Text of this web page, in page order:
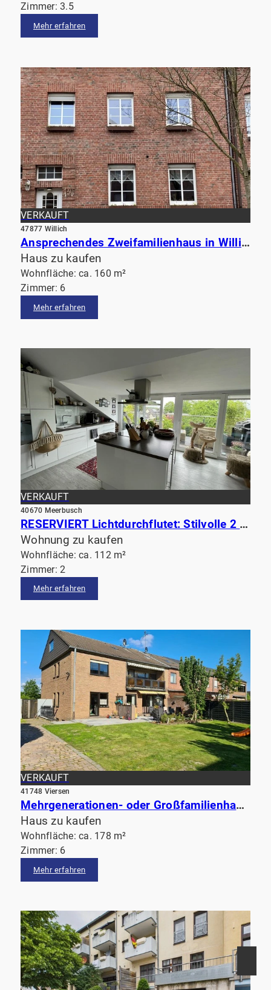
Zimmer: 3.5
Mehr erfahren
VERKAUFT
47877 Willich
Ansprechendes Zweifamilienhaus in Willich
Haus zu kaufen
Wohnfläche: ca. 160 m²
Zimmer: 6
Mehr erfahren
VERKAUFT
40670 Meerbusch
RESERVIERT Lichtdurchflutet: Stilvolle 2 Zimmer Wohnung in Meerbusch Osterath
Wohnung zu kaufen
Wohnfläche: ca. 112 m²
Zimmer: 2
Mehr erfahren
VERKAUFT
41748 Viersen
Mehrgenerationen- oder Großfamilienhaus am Rande von Viersen
Haus zu kaufen
Wohnfläche: ca. 178 m²
Zimmer: 6
Mehr erfahren